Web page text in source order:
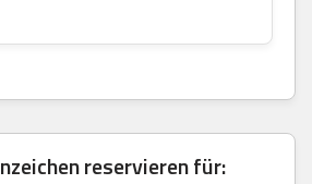
reservieren für: